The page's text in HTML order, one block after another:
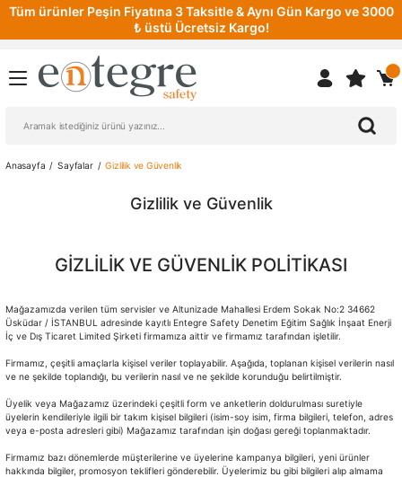
Tüm ürünler Peşin Fiyatına 3 Taksitle & Aynı Gün Kargo ve 3000
₺ üstü Ücretsiz Kargo!
Anasayfa Sayfalar Gizlilik ve Güvenlik
Gizlilik ve Güvenlik
GİZLİLİK VE GÜVENLİK POLİTİKASI
Mağazamızda verilen tüm servisler ve Altunizade Mahallesi Erdem Sokak No:2 34662
Üsküdar / İSTANBUL adresinde kayıtlı Entegre Safety Denetim Eğitim Sağlık İnşaat Enerji
İç ve Dış Ticaret Limited Şirketi firmamıza aittir ve firmamız tarafından işletilir.
Firmamız, çeşitli amaçlarla kişisel veriler toplayabilir. Aşağıda, toplanan kişisel verilerin nasıl
ve ne şekilde toplandığı, bu verilerin nasıl ve ne şekilde korunduğu belirtilmiştir.
Üyelik veya Mağazamız üzerindeki çeşitli form ve anketlerin doldurulması suretiyle
üyelerin kendileriyle ilgili bir takım kişisel bilgileri (isim-soy isim, firma bilgileri, telefon, adres
veya e-posta adresleri gibi) Mağazamız tarafından işin doğası gereği toplanmaktadır.
Firmamız bazı dönemlerde müşterilerine ve üyelerine kampanya bilgileri, yeni ürünler
hakkında bilgiler, promosyon teklifleri gönderebilir. Üyelerimiz bu gibi bilgileri alıp almama